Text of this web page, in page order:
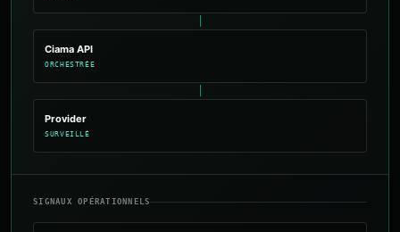
Ciama API
ORCHESTRÉE
Provider
SURVEILLÉ
SIGNAUX OPÉRATIONNELS